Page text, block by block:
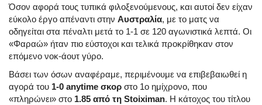
Όσον αφορά τους τυπικά φιλοξενούμενους, και αυτοί δεν είχαν
εύκολο έργο απέναντι στην Αυστραλία, με το ματς να
οδηγείται στα πέναλτι μετά το 1-1 σε 120 αγωνιστικά λεπτά. Οι
«Φαραώ» ήταν πιο εύστοχοι και τελικά προκρίθηκαν στον
επόμενο νοκ-άουτ γύρο.
Βάσει των όσων αναφέραμε, περιμένουμε να επιβεβαιωθεί η
αγορά του 1-0 anytime σκορ στο 1ο ημίχρονο, που
«πληρώνει» στο 1.85 από τη Stoiximan. Η κάτοχος του τίτλου